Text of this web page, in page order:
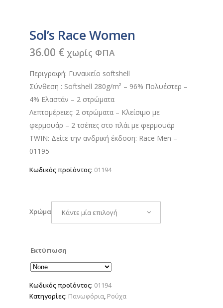
Sol’s Race Women
36.00 € χωρίς ΦΠΑ
Περιγραφή: Γυναικείο softshell
Σύνθεση : Softshell 280g/m² – 96% Πολυέστερ –
4% Ελαστάν – 2 στρώματα
Λεπτομέρειες: 2 στρώματα – Κλείσιμο με
φερμουάρ – 2 τσέπες στο πλάι με φερμουάρ
TWIN: Δείτε την ανδρική έκδοση: Race Men –
01195
Κωδικός προϊόντος: 01194
Χρώμα Κάντε μία επιλογή
Εκτύπωση
Κωδικός προϊόντος: 01194
Κατηγορίες: Πανωφόρια Ρούχα